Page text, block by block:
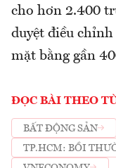
cho hơn 2.400
duyệt điều
mặt bằng gần
ĐỌC BÀI THEO
BẤT ĐỘNG SẢN
TP.HCM: BỒI
ĐẤT NÔNG NGHIỆP